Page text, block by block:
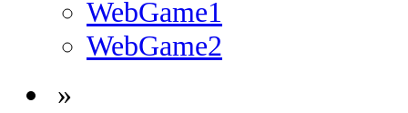
WebGame1
WebGame2
»